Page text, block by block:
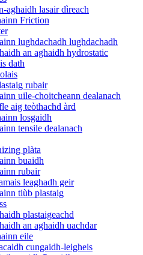
aghaidh lasair dìreach
Friction
lughdachadh lughdachadh
an aghaidh hydrostatic
dath
rubair
uile-choitcheann dealanach
aig teòthachd àrd
losgaidh
tensile dealanach
plàta
buaidh
rubair
leaghadh geir
tiùb plastaig
plastaigeachd
an aghaidh uachdar
eile
cungaidh-leigheis